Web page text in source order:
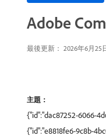
Adobe
最後更新： 2026年6月25
主題：
{"id":"dac87252-6066-
{"id":"e8818fe6-9c8b-